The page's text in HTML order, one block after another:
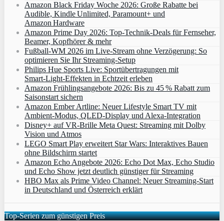
Amazon Black Friday Woche 2026: Große Rabatte bei
Audible, Kindle Unlimited, Paramount+ und
Amazon Hardware
Amazon Prime Day 2026: Top-Technik-Deals für Fernseher,
Beamer, Kopfhörer & mehr
Fußball-WM 2026 im Live-Stream ohne Verzögerung: So
optimieren Sie Ihr Streaming-Setup
Philips Hue Sports Live: Sportübertragungen mit
Smart‑Light‑Effekten in Echtzeit erleben
Amazon Frühlingsangebote 2026: Bis zu 45 % Rabatt zum
Saisonstart sichern
Amazon Ember Artline: Neuer Lifestyle Smart TV mit
Ambient‑Modus, QLED‑Display und Alexa‑Integration
Disney+ auf VR-Brille Meta Quest: Streaming mit Dolby
Vision und Atmos
LEGO Smart Play erweitert Star Wars: Interaktives Bauen
ohne Bildschirm startet
Amazon Echo Angebote 2026: Echo Dot Max, Echo Studio
und Echo Show jetzt deutlich günstiger für Streaming
HBO Max als Prime Video Channel: Neuer Streaming‑Start
in Deutschland und Österreich erklärt
Top-Serien zum günstigen Preis